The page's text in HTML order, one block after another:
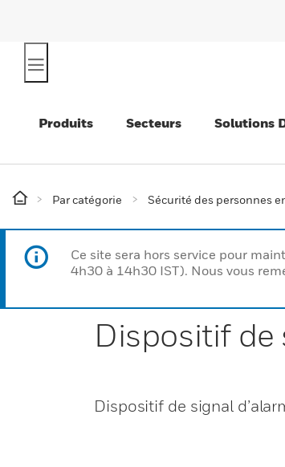
Produits Secteurs Solutions
Par catégorie Sécurité des personnes
Ce site sera hors service pour
4h30 à 14h30 IST). Nous vous
Dispositif de
Dispositif de signal